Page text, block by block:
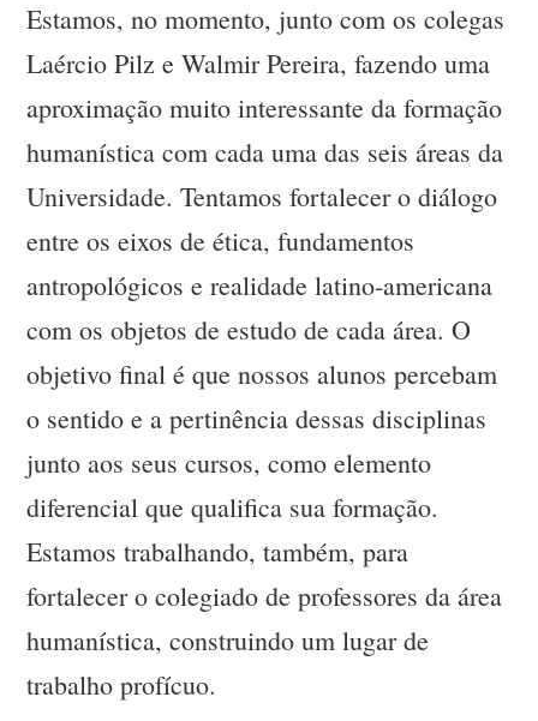
Estamos, no momento, junto com os colegas
Laércio Pilz e Walmir Pereira, fazendo uma
aproximação muito interessante da formação
humanística com cada uma das seis áreas da
Universidade. Tentamos fortalecer o diálogo
entre os eixos de ética, fundamentos
antropológicos e realidade latino-americana
com os objetos de estudo de cada área. O
objetivo final é que nossos alunos percebam
o sentido e a pertinência dessas disciplinas
junto aos seus cursos, como elemento
diferencial que qualifica sua formação.
Estamos trabalhando, também, para
fortalecer o colegiado de professores da área
humanística, construindo um lugar de
trabalho profícuo.